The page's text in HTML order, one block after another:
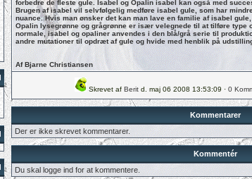
forbedre de fleste gule. Isabel og Opalin isabel kan også med
Brugen af isabel vil selvfølgelig medføre isabel gule, som har
nuance. Hvis man ønsker det kan man lave en familie af isabel
Opalin lysegrønne og grågrønne er især velegnede til at tilføre type
normale, isabel og opaliner anvendes i den blå/grå serie til
andre mutationer til opdræt af gule og hvide med henblik på
Af Bjarne Christiansen
Skrevet af Beritd. maj 06 2008 13:53:09 · 0
Kommentarer
Der er ikke skrevet kommentarer.
Kommentér
Du skal logge ind for at kommentere.